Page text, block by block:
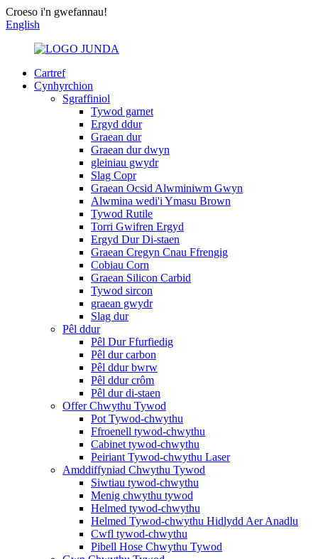
Croeso i'n gwefannau!
English
Cartref
Cynhyrchion
Sgraffiniol
Tywod garnet
Ergyd ddur
Graean dur
Graean dur dwyn
gleiniau gwydr
Slag Copr
Graean Ocsid Alwminiwm Gwyn
Alwmina wedi'i Ymasu Brown
Tywod Rutile
Torri Gwifren Ergyd
Ergyd Dur Di-staen
Graean Cregyn Cnau Ffrengig
Cobiau Corn
Graean Silicon Carbid
Tywod sircon
graean gwydr
Slag dur
Pêl ddur
Pêl Dur Ffurfiedig
Pêl dur carbon
Pêl ddur bwrw
Pêl ddur crôm
Pêl dur di-staen
Offer Chwythu Tywod
Pot Tywod-chwythu
Ffroenell tywod-chwythu
Cabinet tywod-chwythu
Peiriant Tywod-chwythu Laser
Amddiffyniad Chwythu Tywod
Siwtiau tywod-chwythu
Menig chwythu tywod
Helmed tywod-chwythu
Helmed Tywod-chwythu Hidlydd Aer Anadlu
Cwfl tywod-chwythu
Pibell Hose Chwythu Tywod